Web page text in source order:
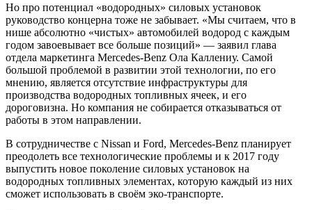
Но про потенциал «водородных» силовых установок
руководство концерна тоже не забывает. «Мы считаем, что в
нише абсолютно «чистых» автомобилей водород с каждым
годом завоевывает все больше позиций» — заявил глава
отдела маркетинга Mercedes-Benz Ола Каллениу. Самой
большой проблемой в развитии этой технологии, по его
мнению, является отсутствие инфраструктуры для
производства водородных топливных ячеек, и его
дороговизна. Но компания не собирается отказываться от
работы в этом направлении.
В сотрудничестве с Nissan и Ford, Mercedes-Benz планирует
преодолеть все технологические проблемы и к 2017 году
выпустить новое поколение силовых установок на
водородных топливных элементах, которую каждый из них
сможет использовать в своём эко-транспорте.